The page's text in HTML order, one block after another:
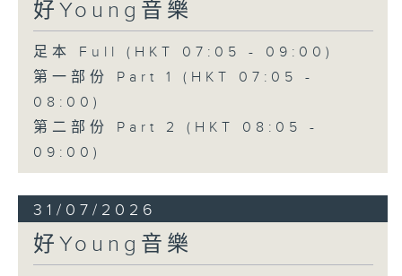
好Young音樂
足本 Full (HKT 07:05 - 09:00)
第一部份 Part 1 (HKT 07:05 -
08:00)
第二部份 Part 2 (HKT 08:05 -
09:00)
31/07/2026
好Young音樂